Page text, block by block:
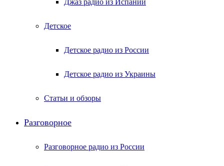
Джаз радио из Испании
Детское
Детское радио из России
Детское радио из Украины
Статьи и обзоры
Разговорное
Разговорное радио из России